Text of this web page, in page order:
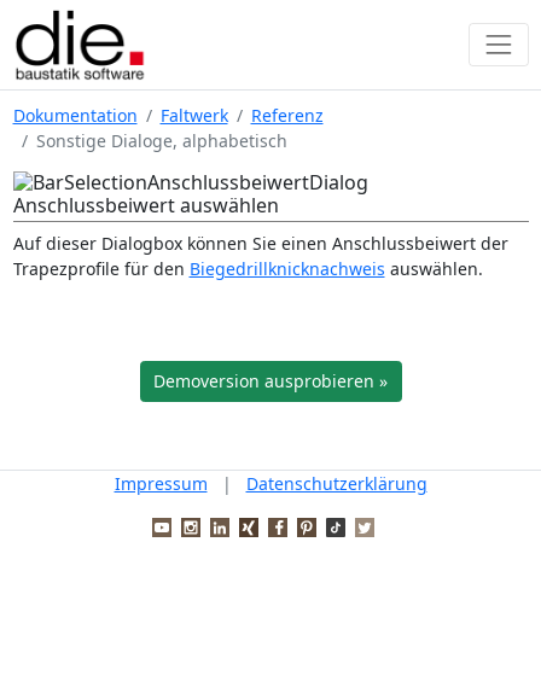
Dokumentation Faltwerk
Referenz
Sonstige Dialoge, alphabetisch
Anschlussbeiwert auswählen
Auf dieser Dialogbox können Sie einen Anschlussbeiwert der
Trapezprofile für den Biegedrillknicknachweis auswählen.
Demoversion ausprobieren »
Impressum | Datenschutzerklärung